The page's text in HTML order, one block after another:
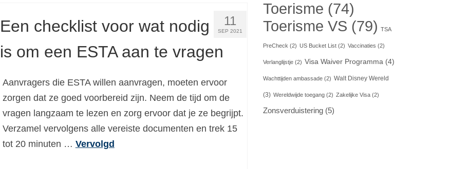
11
SEP 2021
Een checklist voor wat nodig
is om een ESTA aan te vragen
Aanvragers die ESTA willen aanvragen, moeten ervoor
zorgen dat ze goed voorbereid zijn. Neem de tijd om de
vragen langzaam te lezen en zorg ervoor dat je ze begrijpt.
Verzamel vervolgens alle vereiste documenten en trek 15
tot 20 minuten … Vervolgd
Toerisme (74)
Toerisme VS (79) TSA
PreCheck (2) US Bucket List(2) Vaccinaties (2)
Verlanglijstje(2) Visa Waiver Programma(4)
Wachttijden ambassade(2) Walt Disney Wereld
(3) Wereldwijde toegang(2) Zakelijke Visa(2)
Zonsverduistering(5)